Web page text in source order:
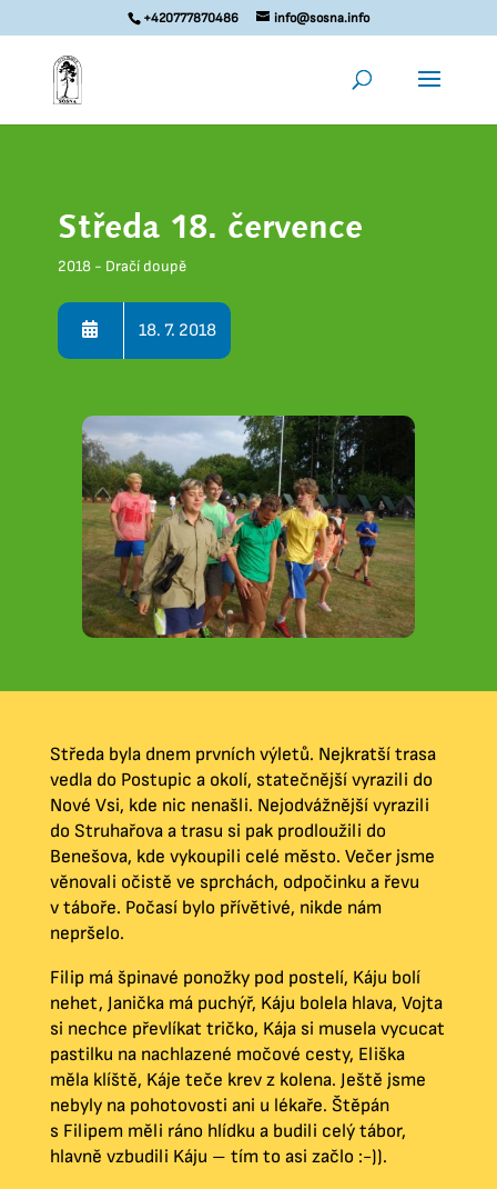
+420777870486 info@sosna.info
Středa 18. července
2018 - Dračí doupě
18. 7. 2018
Středa byla dnem prvních výletů. Nejkratší trasa
vedla do Postupic a okolí, statečnější vyrazili do
Nové Vsi, kde nic nenašli. Nejodvážnější vyrazili
do Struhařova a trasu si pak prodloužili do
Benešova, kde vykoupili celé město. Večer jsme
věnovali očistě ve sprchách, odpočinku a řevu
v táboře. Počasí bylo přívětivé, nikde nám
nepršelo.
Filip má špinavé ponožky pod postelí, Káju bolí
nehet, Janička má puchýř, Káju bolela hlava, Vojta
si nechce převlíkat tričko, Kája si musela vycucat
pastilku na nachlazené močové cesty, Eliška
měla klíště, Káje teče krev z kolena. Ještě jsme
nebyly na pohotovosti ani u lékaře. Štěpán
s Filipem měli ráno hlídku a budili celý tábor,
hlavně vzbudili Káju – tím to asi začlo :-)).